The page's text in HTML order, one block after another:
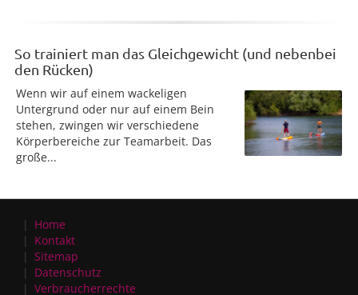
So trainiert man das Gleichgewicht (und nebenbei
den Rücken)
Wenn wir auf einem wackeligen
Untergrund oder nur auf einem Bein
stehen, zwingen wir verschiedene
Körperbereiche zur Teamarbeit. Das
große...
Home
Kontakt
Sitemap
Datenschutz
Verbraucherrechte